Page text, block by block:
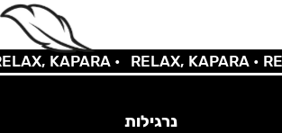
KAPARA • RELAX, KAPARA •
נרגילות